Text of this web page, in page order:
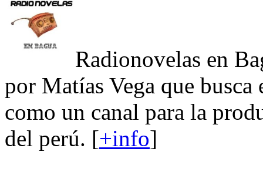
Radionovelas en
por Matías Vega que
como un canal para la
del perú. [+info]